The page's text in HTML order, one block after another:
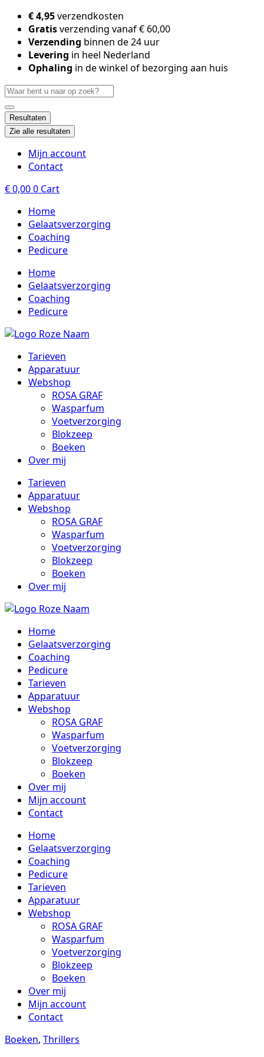
Skip
content
€ 4,95verzendkosten
Gratisverzending vanaf € 60,00
Verzending binnen de 24 uur
Levering in heel Nederland
Ophaling in de winkel of bezorging aan huis
Search
...
Resultaten
Zie alle resultaten
Mijn account
Contact
€0,000 Cart
Home
Gelaatsverzorging
Coaching
Pedicure
Home
Gelaatsverzorging
Coaching
Pedicure
Tarieven
Apparatuur
Webshop
ROSA GRAF
Wasparfum
Voetverzorging
Blokzeep
Boeken
Over mij
Tarieven
Apparatuur
Webshop
ROSA GRAF
Wasparfum
Voetverzorging
Blokzeep
Boeken
Over mij
Home
Gelaatsverzorging
Coaching
Pedicure
Tarieven
Apparatuur
Webshop
ROSA GRAF
Wasparfum
Voetverzorging
Blokzeep
Boeken
Over mij
Mijn account
Contact
Home
Gelaatsverzorging
Coaching
Pedicure
Tarieven
Apparatuur
Webshop
ROSA GRAF
Wasparfum
Voetverzorging
Blokzeep
Boeken
Over mij
Mijn account
Contact
Boeken, Thrillers